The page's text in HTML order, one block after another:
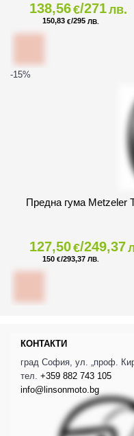
138,56€/271лв.
150,83 €/295 ЛВ.
-15%
Предна гума Metzeler
127,50€/249,37
150 €/293,37 ЛВ.
КОНТАКТИ
град София, ул. „проф.
тел. +359 882 743 105
info@linsonmoto.bg